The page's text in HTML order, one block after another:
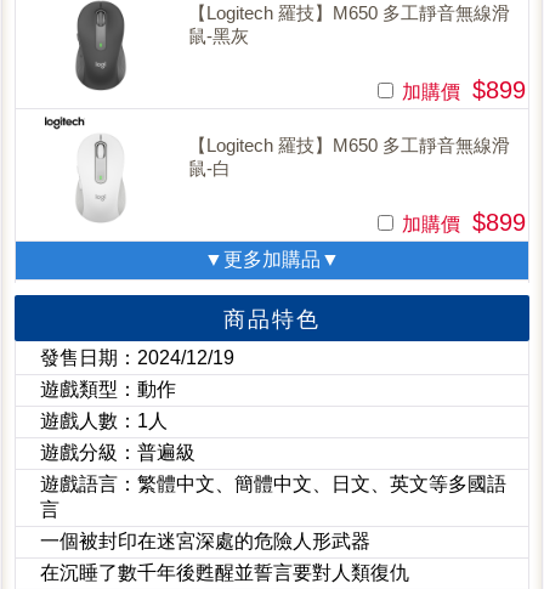
【Logitech 羅技】M650 多工靜音無線滑
鼠-黑灰
加購價 $899
【Logitech 羅技】M650 多工靜音無線滑
鼠-白
加購價 $899
▼更多加購品▼
商品特色
發售日期：2024/12/19
遊戲類型：動作
遊戲人數：1人
遊戲分級：普遍級
遊戲語言：繁體中文、簡體中文、日文、英文等多國語
言
一個被封印在迷宮深處的危險人形武器
在沉睡了數千年後甦醒並誓言要對人類復仇